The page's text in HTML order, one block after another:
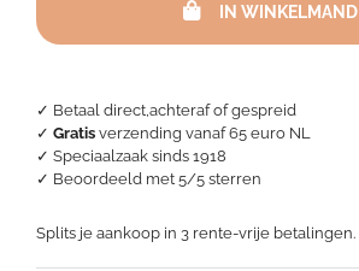
✓ Betaal direct,achteraf of gespreid
✓ Gratis verzending vanaf 65 euro NL
✓ Speciaalzaak sinds 1918
✓ Beoordeeld met 5/5 sterren
Splits je aankoop in 3 rente-vrije betalingen.
Wit
IN WINKELMAND